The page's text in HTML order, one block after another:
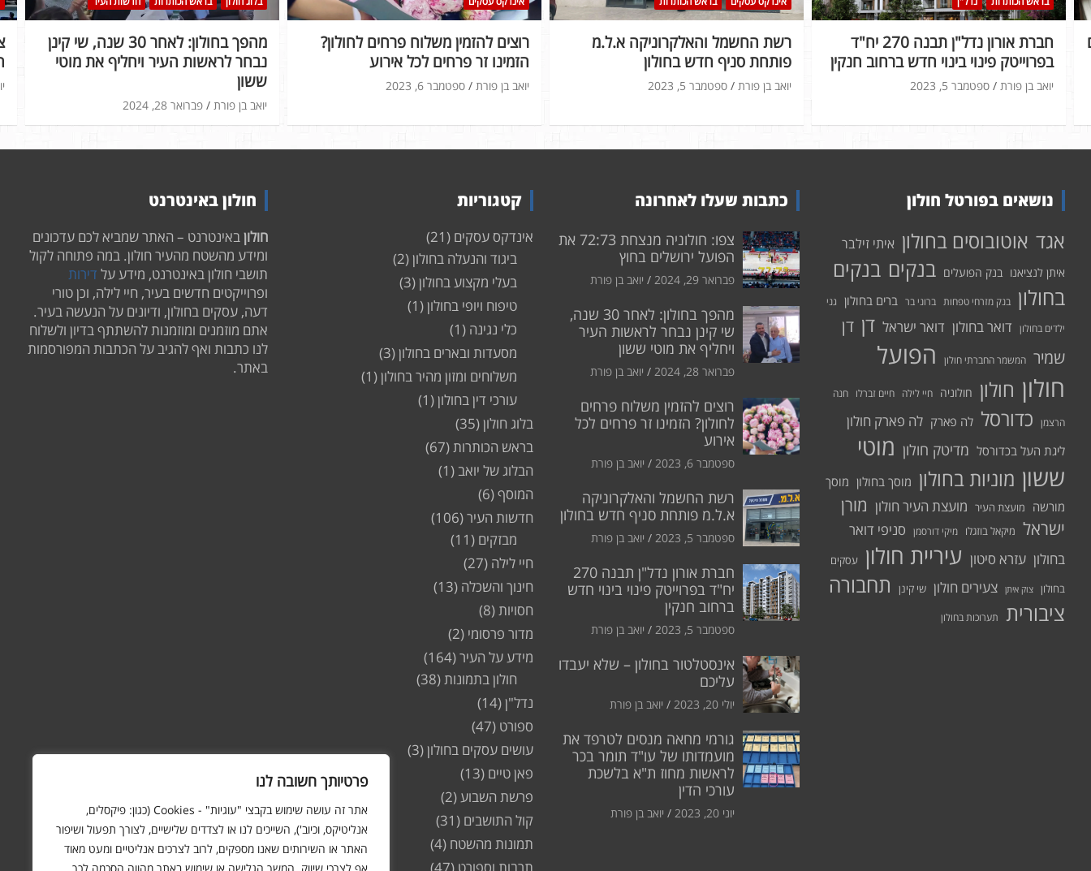
פרטיותך חשובה לנו
אתר זה עושה שימוש בקבצי "עוגיות" - Cookies (כגון: פיקסלים,
אנליטיקס, וכיוב'), השייכים לנו או לצדדים שלישיים, לצורך תפעול ושיפור
האתר או השירותים שאנו מספקים, לרוב לצרכים אנליטיים ומעט מאוד
מהפך בחולון: לאחר 30 שנה, שי קינן
נבחר לראשות העיר ויחליף את מוטי
ששון
פברואר 28, 2024 יואב בן פורת
רוצים להזמין משלוח פרחים לחולון?
הזמינו זר פרחים לכל אירוע
ספטמבר 6, 2023 יואב בן פורת
רשת החשמל והאלקרוניקה א.ל.מ
פותחת סניף חדש בחולון
ספטמבר 5, 2023 יואב בן פורת
חברת אורון נדל"ן תבנה 270 יח"ד
בפרוייטק פינוי בינוי חדש ברחוב חנקין
ספטמבר 5, 2023 יואב בן פורת
נושאים בפורטל חולון
אגד אוטובוסים בחולון איתי זילבר
איתן לנציאנו בנק הפועלים בנקים בנקים
בחולון בנק מזרחי טפחות ברוני בר ברים בחולון גני
ילדים בחולון דואר בחולון דואר ישראל דן דן
שמיר המשמר החברתי חולון
הפועל
חולון חולון חולוניה חיי לילה חיים זברלו חנה
הרצמן כדורסל לה פארק לה פארק חולון
ליגת העל בכדורסל מדיטק חולון מוטי
ששון מוניות בחולון מוסך בחולון מוסך
מורשה
מועצת העיר מועצת העיר חולון מורן
ישראל מיקאל בוזגלו מיקי דורסמן סניפי דואר
בחולון עזרא סיטון עיריית חולון עסקים
בחולון
צוק איתן צעירים חולון שי קינן
תחבורה
ציבורית
תערוכות בחולון
כתבות שעלו לאחרונה
צפו: חולוניה מנצחת 72:73 את
הפועל ירושלים בחוץ
פברואר 29, 2024 יואב בן פורת
מהפך בחולון: לאחר 30 שנה,
שי קינן נבחר לראשות העיר
ויחליף את מוטי ששון
פברואר 28, 2024 יואב בן פורת
רוצים להזמין משלוח פרחים
לחולון? הזמינו זר פרחים לכל
אירוע
ספטמבר 6, 2023 יואב בן פורת
רשת החשמל והאלקרוניקה
א.ל.מ פותחת סניף חדש בחולון
ספטמבר 5, 2023 יואב בן פורת
חברת אורון נדל"ן תבנה 270
יח"ד בפרוייטק פינוי בינוי חדש
ברחוב חנקין
ספטמבר 5, 2023 יואב בן פורת
אינסטלטור בחולון – שלא יעבדו
עליכם
יולי 20, 2023 יואב בן פורת
גורמי מחאה מנסים לטרפד את
מועמדותו של עו"ד תומר בכר
לראשות מחוז ת"א בלשכת
עורכי הדין
יוני 20, 2023 יואב בן פורת
קטגוריות
אינדקס עסקים (21)
ביגוד והנעלה בחולון(2)
בעלי מקצוע בחולון(3)
טיפוח ויופי בחולון(1)
כלי נגינה (1)
מסעדות ובארים בחולון(3)
משלוחים ומזון מהיר בחולון(1)
עורכי דין בחולון(1)
בלוג חולון(35)
בראש הכותרות(67)
הבלוג של יואב (1)
המוסף(6)
חדשות העיר(106)
מבזקים (11)
חיי לילה (27)
חינוך והשכלה (13)
חסויות(8)
מדור פרסומי (2)
מידע על העיר(164)
חולון בתמונות(38)
נדל"ן(14)
ספורט (47)
עושים עסקים בחולון(3)
פאן טיים (13)
פרשת השבוע(2)
קול התושבים (31)
תמונות מהשטח (4)
חולון באינטרנט
חולוןבאינטרנט – האתר שמביא לכם עדכונים
ומידע מהשטח מהעיר חולון. במה פתוחה לקול
תושבי חולון באינטרנט, מידע על דירות
ופרוייקטים חדשים בעיר, חיי לילה, וכן טורי
דעה, עסקים בחולון, ודיונים על הנעשה בעיר.
אתם מוזמנים ומוזמנות להשתתף בדיון ולשלוח
לנו כתבות ואף להגיב על הכתבות המפורסמות
באתר.